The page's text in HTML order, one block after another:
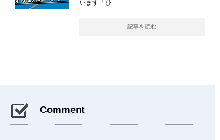
います「ひ
記事を読む
Comment